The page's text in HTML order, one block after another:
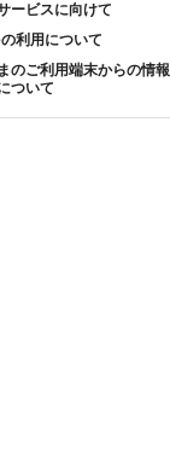
ービスに向けて
利用について
のご利用端末からの情
ついて